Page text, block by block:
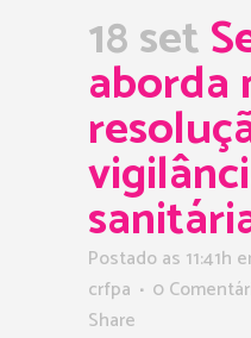
18 set
aborda
Postado as 11:41h
crfpa
0
Share